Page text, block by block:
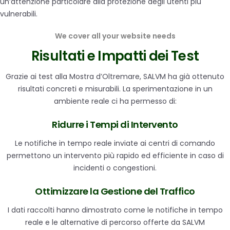
vulnerabili.
We cover all your website needs
Risultatie Impatti dei Test
Grazie ai test alla Mostra d’Oltremare, SALVM ha già ottenuto
risultati concreti e misurabili. La sperimentazione in un
ambiente reale ci ha permesso di:
Ridurre i Tempi di Intervento
Le notifiche in tempo reale inviate ai centri di comando
permettono un intervento più rapido ed efficiente in caso di
incidenti o congestioni.
Ottimizzare la Gestione del Traffico
I dati raccolti hanno dimostrato come le notifiche in tempo
reale e le alternative di percorso offerte da SALVM